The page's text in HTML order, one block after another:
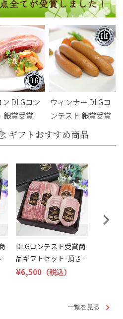
DLGコン
銀賞受賞
ウィンナー DLGコ
ンテスト 銀賞受賞
ギフトおすすめ商品
DLGコンテスト受賞商
品ギフトセット-頂き-
¥6,500 （税込）
一覧を見る